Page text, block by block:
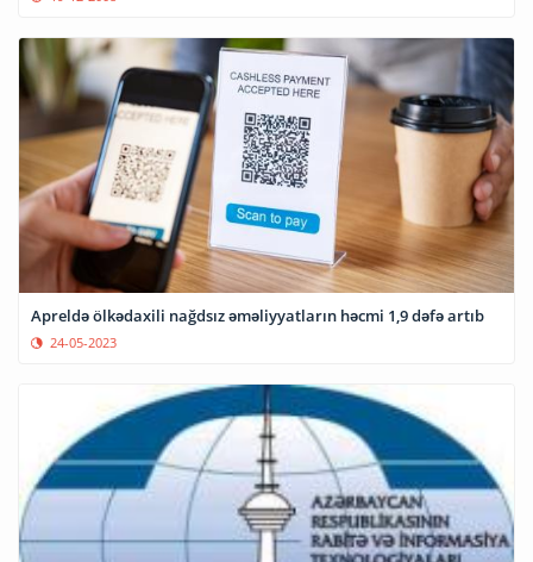
Apreldə ölkədaxili nağdsız əməliyyatların həcmi 1,9 dəfə artıb
24-05-2023